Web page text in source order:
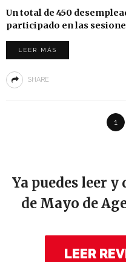
Un total de 450
participado en las
LEER MÁS
SHARE
1
Ya puedes leer
de Mayo de
LEER